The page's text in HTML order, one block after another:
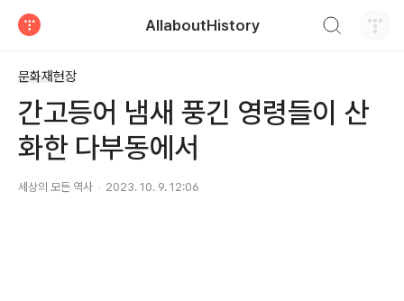
AllaboutHistory
문화재현장
간고등어 냄새 풍긴 영령들이 산
화한 다부동에서
세상의 모든 역사 2023. 10. 9. 12:06